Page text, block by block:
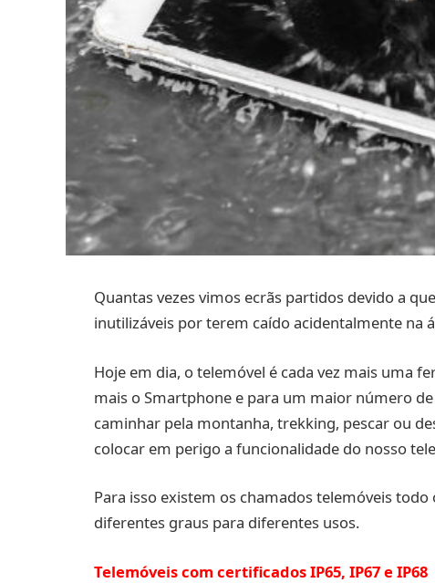
Quantas vezes vimos ecrãs partidos devido a
inutilizáveis por terem caído acidentalmente na
Hoje em dia, o telemóvel é cada vez mais uma
mais o Smartphone e para um maior número
caminhar pela montanha, trekking, pescar ou
colocar em perigo a funcionalidade do nosso
Para isso existem os chamados telemóveis
diferentes graus para diferentes usos.
Telemóveis com certificados IP65, IP67 e IP68